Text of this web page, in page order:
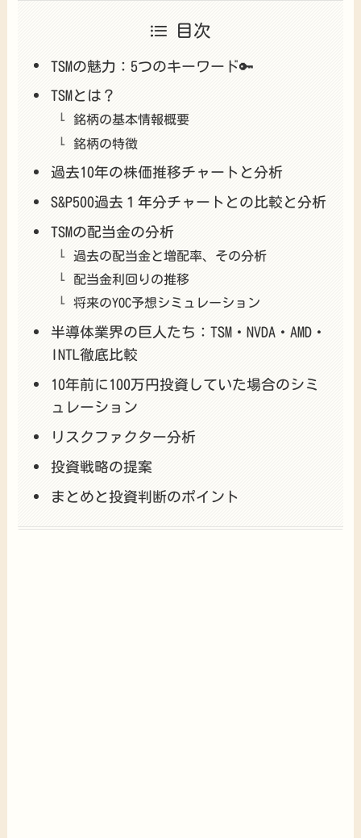
目次
TSMの魅力：5つのキーワード🔑
TSMとは？
銘柄の基本情報概要
銘柄の特徴
過去10年の株価推移チャートと分析
S&P500過去１年分チャートとの比較と分析
TSMの配当金の分析
過去の配当金と増配率、その分析
配当金利回りの推移
将来のYOC予想シミュレーション
半導体業界の巨人たち：TSM・NVDA・AMD・
INTL徹底比較
10年前に100万円投資していた場合のシミ
ュレーション
リスクファクター分析
投資戦略の提案
まとめと投資判断のポイント